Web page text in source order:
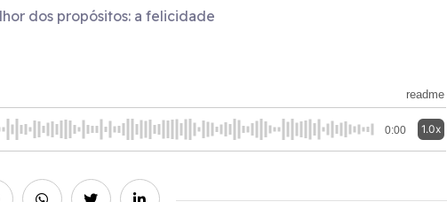
dos propósitos: a felicidade
readme
0:00 1.0x